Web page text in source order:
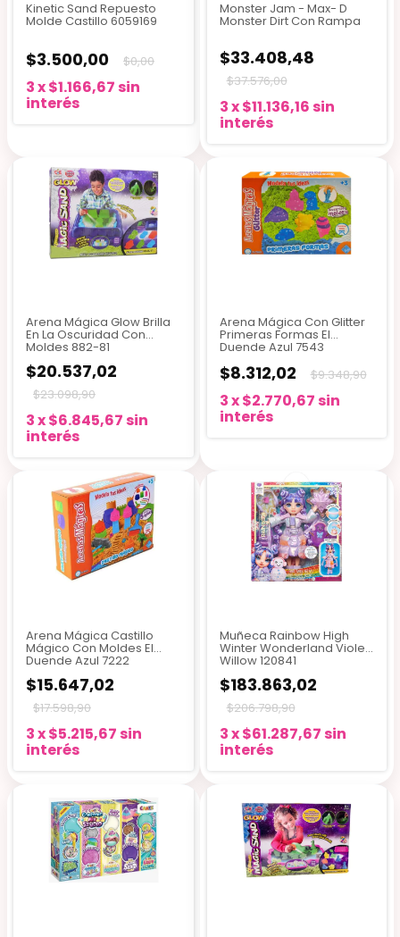
Kinetic Sand Repuesto
Molde Castillo 6059169
$3.500,00 $0,00
3x$1.166,67 sin
interés
Monster Jam - Max- D
Monster Dirt Con Rampa
$33.408,48
$37.576,00
3x$11.136,16 sin
interés
Arena Mágica Glow Brilla
En La Oscuridad Con
Moldes 882-81
$20.537,02
$23.098,90
3x$6.845,67 sin
interés
Arena Mágica Con Glitter
Primeras Formas El
Duende Azul 7543
$8.312,02 $9.348,90
3x$2.770,67 sin
interés
Arena Mágica Castillo
Mágico Con Moldes El
Duende Azul 7222
$15.647,02
$17.598,90
3x$5.215,67 sin
interés
Muñeca Rainbow High
Winter Wonderland Violet
Willow 120841
$183.863,02
$206.798,90
3x$61.287,67 sin
interés